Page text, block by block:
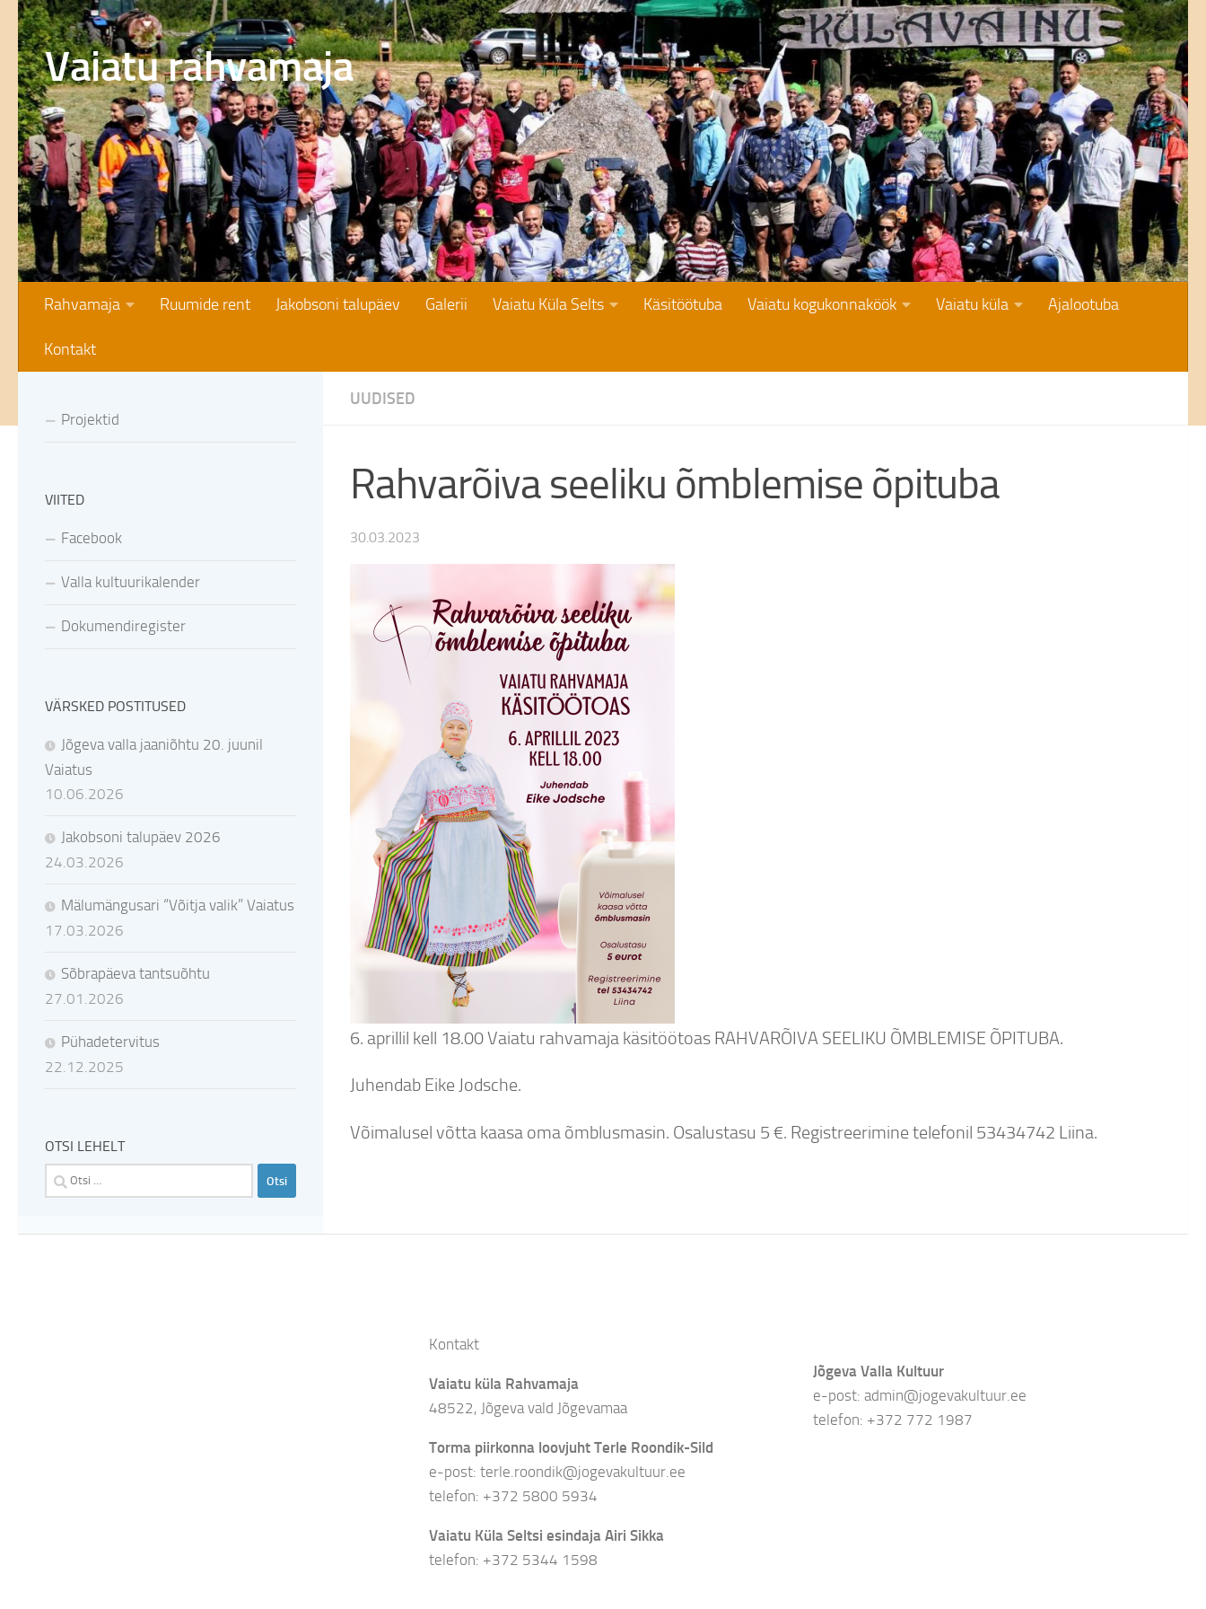
Skip to content
Vaiatu rahvamaja
Rahvamaja Ruumide rent Jakobsoni talupäev Galerii Vaiatu Küla Selts Käsitöötuba Vaiatu kogukonnaköök Vaiatu küla Ajalootuba
Kontakt
UUDISED
Rahvarõiva seeliku õmblemise õpituba
30.03.2023
6. aprillil kell 18.00 Vaiatu rahvamaja käsitöötoas RAHVARÕIVA SEELIKU ÕMBLEMISE ÕPITUBA.
Juhendab Eike Jodsche.
Võimalusel võtta kaasa oma õmblusmasin. Osalustasu 5 €. Registreerimine telefonil 53434742 Liina.
Projektid
VIITED
Facebook
Valla kultuurikalender
Dokumendiregister
VÄRSKED POSTITUSED
Jõgeva valla jaaniõhtu 20. juunil
Vaiatus
10.06.2026
Jakobsoni talupäev 2026
24.03.2026
Mälumängusari “Võitja valik” Vaiatus
17.03.2026
Sõbrapäeva tantsuõhtu
27.01.2026
Pühadetervitus
22.12.2025
OTSI LEHELT
Otsi:
Kontakt
Vaiatu küla Rahvamaja
48522, Jõgeva vald Jõgevamaa
Torma piirkonna loovjuht Terle Roondik-Sild
e-post: terle.roondik@jogevakultuur.ee
telefon: +372 5800 5934
Vaiatu Küla Seltsi esindaja Airi Sikka
telefon: +372 5344 1598
Jõgeva Valla Kultuur
e-post: admin@jogevakultuur.ee
telefon: +372 772 1987